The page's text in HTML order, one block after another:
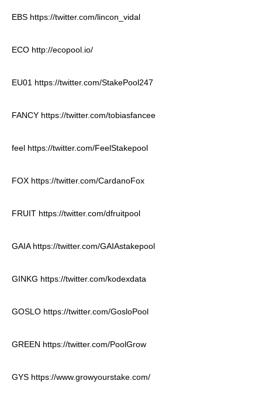
EBS https://twitter.com/lincon_vidal
ECO http://ecopool.io/
EU01 https://twitter.com/StakePool247
FANCY https://twitter.com/tobiasfancee
feel https://twitter.com/FeelStakepool
FOX https://twitter.com/CardanoFox
FRUIT https://twitter.com/dfruitpool
GAIA https://twitter.com/GAIAstakepool
GINKG https://twitter.com/kodexdata
GOSLO https://twitter.com/GosloPool
GREEN https://twitter.com/PoolGrow
GYS https://www.growyourstake.com/